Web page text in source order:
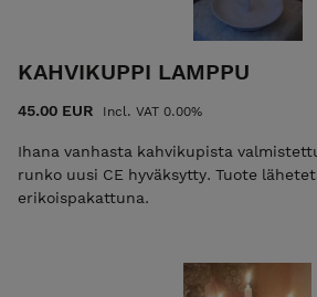
KAHVIKUPPI LAMPPU
45.00 EUR Incl. VAT 0.00%
Ihana vanhasta kahvikupista
runko uusi CE hyväksytty. Tuote
erikoispakattuna.